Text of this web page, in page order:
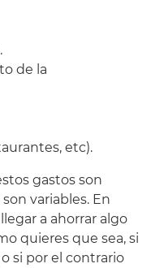
de la
etc).
gastos son
variables. En
a ahorrar algo
quieres que sea, si
si por el contrario